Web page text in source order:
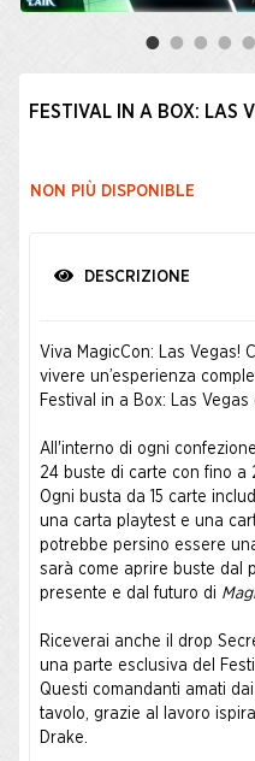
FESTIVAL IN A BOX: LAS
NON PIÙ DISPONIBLE
DESCRIZIONE
Viva MagicCon: Las Vegas!
vivere un’esperienza
Festival in a Box: Las Vegas
All'interno di ogni
24 buste di carte con fino a
Ogni busta da 15 carte
una carta playtest e una
potrebbe persino essere
sarà come aprire buste dal
presente e dal futuro di
Riceverai anche il drop
una parte esclusiva del
Questi comandanti amati
tavolo, grazie al lavoro
Drake.